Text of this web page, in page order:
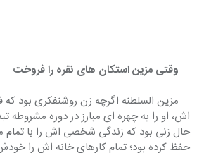
وقتی مزین استکان های نقره را فروخت
مزین السلطنه اگرچه زن روشنفکری بود که
اش، او را به چهره ای مبارز در دوره مشروطه
حال زنی بود که زندگی شخصی اش را با تمام
حفظ کرده بود؛ تمام کارهای خانه اش را